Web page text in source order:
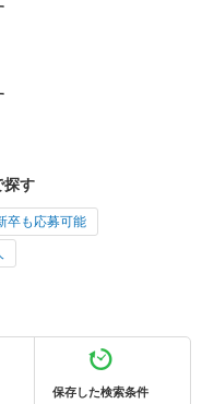
探す
卒も応募可能
保存した検索条件